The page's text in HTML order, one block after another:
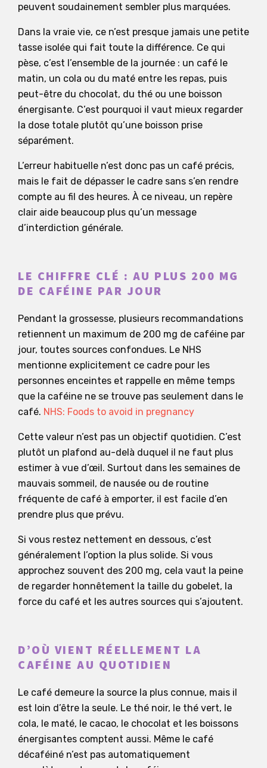
peuvent soudainement sembler plus marquées.
Dans la vraie vie, ce n’est presque jamais une petite
tasse isolée qui fait toute la différence. Ce qui
pèse, c’est l’ensemble de la journée : un café le
matin, un cola ou du maté entre les repas, puis
peut-être du chocolat, du thé ou une boisson
énergisante. C’est pourquoi il vaut mieux regarder
la dose totale plutôt qu’une boisson prise
séparément.
L’erreur habituelle n’est donc pas un café précis,
mais le fait de dépasser le cadre sans s’en rendre
compte au fil des heures. À ce niveau, un repère
clair aide beaucoup plus qu’un message
d’interdiction générale.
LE CHIFFRE CLÉ : AU PLUS 200 MG
DE CAFÉINE PAR JOUR
Pendant la grossesse, plusieurs recommandations
retiennent un maximum de 200 mg de caféine par
jour, toutes sources confondues. Le NHS
mentionne explicitement ce cadre pour les
personnes enceintes et rappelle en même temps
que la caféine ne se trouve pas seulement dans le
café. NHS: Foods to avoid in pregnancy
Cette valeur n’est pas un objectif quotidien. C’est
plutôt un plafond au-delà duquel il ne faut plus
estimer à vue d’œil. Surtout dans les semaines de
mauvais sommeil, de nausée ou de routine
fréquente de café à emporter, il est facile d’en
prendre plus que prévu.
Si vous restez nettement en dessous, c’est
généralement l’option la plus solide. Si vous
approchez souvent des 200 mg, cela vaut la peine
de regarder honnêtement la taille du gobelet, la
force du café et les autres sources qui s’ajoutent.
D’OÙ VIENT RÉELLEMENT LA
CAFÉINE AU QUOTIDIEN
Le café demeure la source la plus connue, mais il
est loin d’être la seule. Le thé noir, le thé vert, le
cola, le maté, le cacao, le chocolat et les boissons
énergisantes comptent aussi. Même le café
décaféiné n’est pas automatiquement